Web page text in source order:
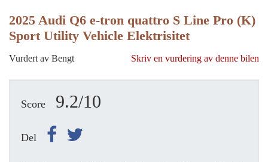
2025 Audi Q6 e-tron quattro S Line Pro (K)
Sport Utility Vehicle Elektrisitet
Vurdert av Bengt Skriv en vurdering av denne bilen
Score 9.2/10
Del